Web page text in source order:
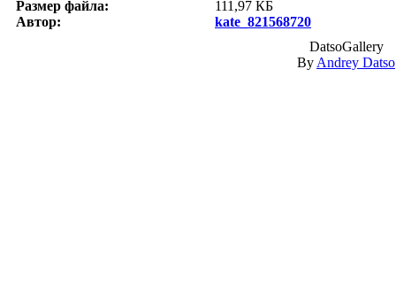
Размер файла:
111,97 КБ
Автор:
kate_821568720
DatsoGallery
By Andrey Datso